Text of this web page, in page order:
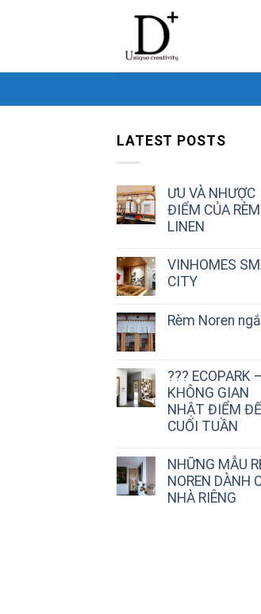
LATEST POSTS
ƯU VÀ NHƯỢC
ĐIỂM CỦA RÈM
LINEN
VINHOMES
CITY
Rèm Noren
??? ECOPARK –
KHÔNG GIAN
NHẬT ĐIỂM
CUỐI TUẦN
NHỮNG MẪU
NOREN DÀNH
NHÀ RIÊNG